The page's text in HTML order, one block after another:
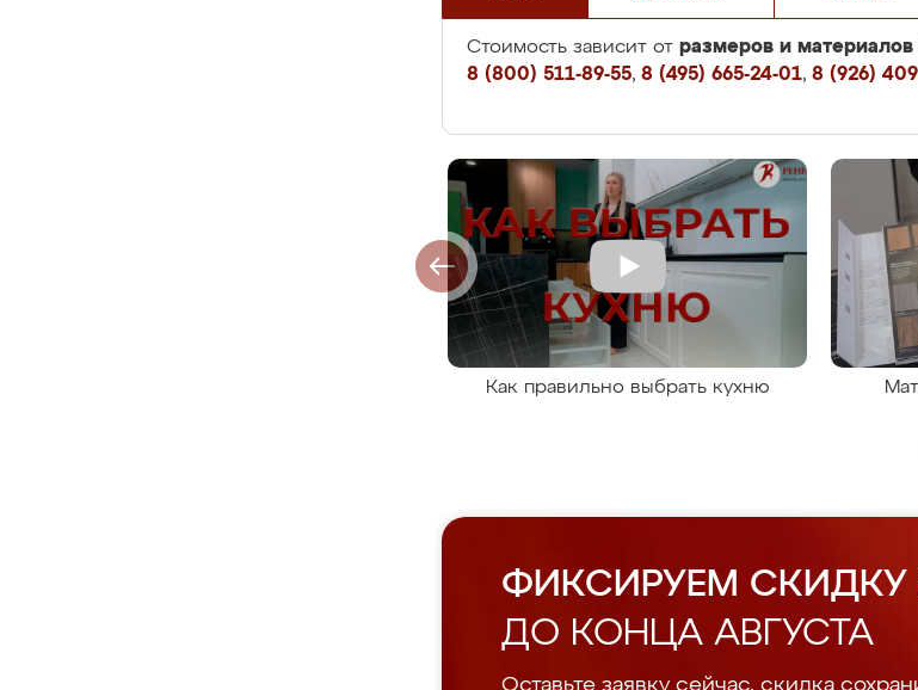
Стоимость зависит от размеров и материалов
8 (800) 511-89-55, 8 (495) 665-24-01, 8 (926)
Как правильно выбрать кухню
ФИКСИРУЕМ СКИДКУ
ДО КОНЦА АВГУСТА
Оставьте заявку сейчас, скидка